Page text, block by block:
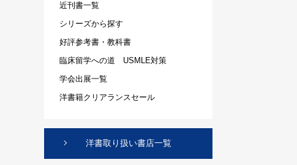
近刊書一覧
シリーズから探す
好評参考書・教科書
臨床留学への道 USMLE対策
学会出展一覧
洋書籍クリアランスセール
洋書取り扱い書店一覧